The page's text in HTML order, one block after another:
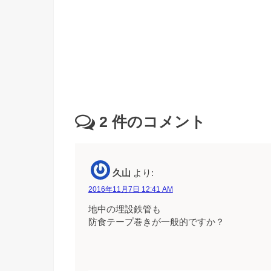
2 件のコメント
久山 より:
2016年11月7日 12:41 AM
地中の埋設鉄管も
防食テープ巻きが一般的ですか？